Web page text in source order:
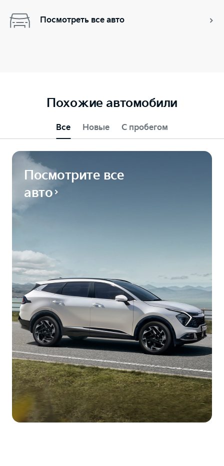
Посмотреть все авто
Похожие автомобили
Все Новые С пробегом
Посмотрите все
авто